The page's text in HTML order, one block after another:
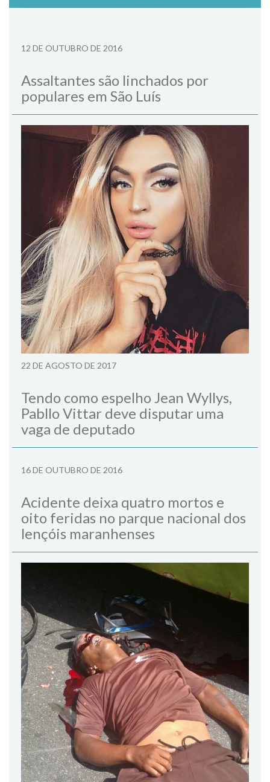
12 DE OUTUBRO DE 2016
Assaltantes são linchados por
populares em São Luís
22 DE AGOSTO DE 2017
Tendo como espelho Jean Wyllys,
Pabllo Vittar deve disputar uma
vaga de deputado
16 DE OUTUBRO DE 2016
Acidente deixa quatro mortos e
oito feridas no parque nacional dos
lençóis maranhenses